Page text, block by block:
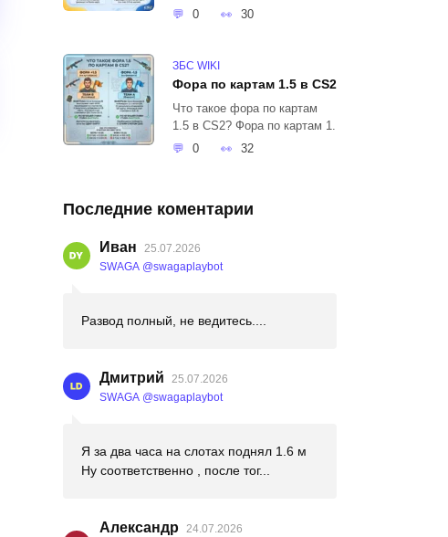
0
30
ЗБС WIKI
Фора по картам 1.5 в CS2
Что такое фора по картам
1.5 в CS2? Фора по картам 1.
0
32
Последние коментарии
Иван
25.07.2026
SWAGA @swagaplaybot
Развод полный, не ведитесь....
Дмитрий
25.07.2026
SWAGA @swagaplaybot
Я за два часа на слотах поднял 1.6 м
Ну соответственно , после тог...
Александр
24.07.2026